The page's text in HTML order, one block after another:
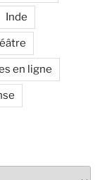
Inde
en ligne